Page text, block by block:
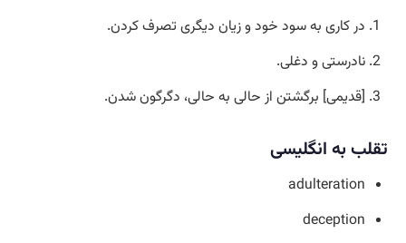
در کاری به سود خود و زیان دیگری تصرف کردن.
نادرستی و دغلی.
[قدیمی] برگشتن از حالی به حالی، دگرگون شدن.
تقلب به انگلیسی
adulteration
deception